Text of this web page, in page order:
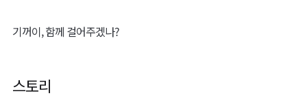
기꺼이, 함께 걸어주겠나?
스토리